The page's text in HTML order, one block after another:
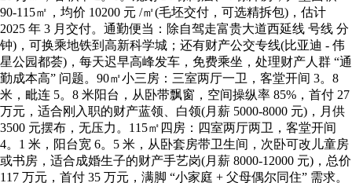
90-115㎡，均价 10200 元 /㎡(毛坯交付，可选精拆包)，估计
2025 年 3 月交付。通勤便当：除自驾走富贵大道西延线 号线 分
钟)，可换乘地铁到高新科学城；还有财产公交专线(比亚迪 - 伟
星公园都荟)，每天迟早高峰发车，免费乘坐，处理财产人群 “通
勤成本高” 问题。90㎡小三房：三室两厅一卫，客堂开间 3。8
米，毗连 5。8 米阳台，从卧带飘窗，空间操纵率 85%，首付 27
万元，适合刚入职的财产蓝领、白领(月薪 5000-8000 元)，月供
3500 元摆布，无压力。115㎡四房：四室两厅两卫，客堂开间
4。1 米，阳台宽 6。5 米，从卧套房带卫生间，次卧可改儿童房
或书房，适合成婚生子的财产手艺岗(月薪 8000-12000 元)，总价
117 万元，首付 35 万元，满脚 “小家庭 + 父母偶尔同住” 需求。